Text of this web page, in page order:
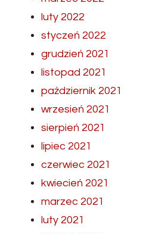
luty 2022
styczeń 2022
grudzień 2021
listopad 2021
październik 2021
wrzesień 2021
sierpień 2021
lipiec 2021
czerwiec 2021
kwiecień 2021
marzec 2021
luty 2021